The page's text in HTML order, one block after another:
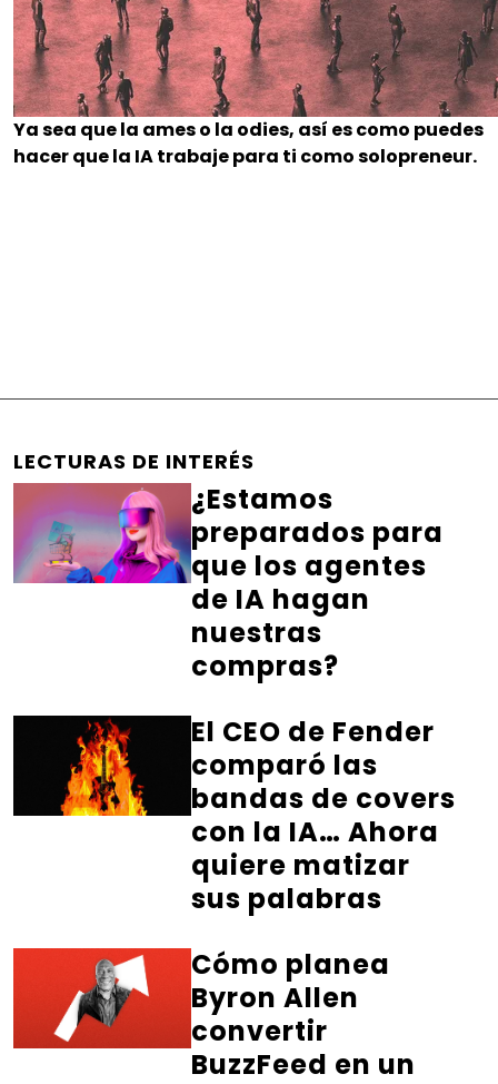
Ya sea que la ames o la odies, así es como puedes
hacer que la IA trabaje para ti como solopreneur.
LECTURAS DE INTERÉS
¿Estamos
preparados para
que los agentes
de IA hagan
nuestras
compras?
El CEO de Fender
comparó las
bandas de covers
con la IA… Ahora
quiere matizar
sus palabras
Cómo planea
Byron Allen
convertir
BuzzFeed en un